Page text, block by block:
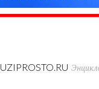
UZIPROSTO.RU